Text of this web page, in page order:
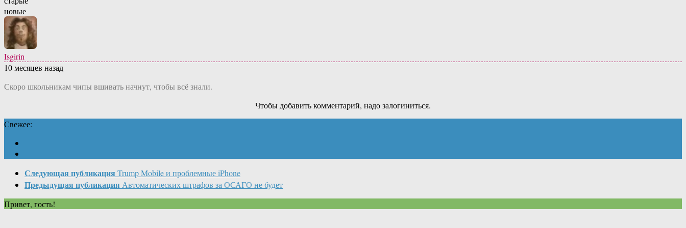
новые
Isgirin
10 месяцев назад
Скоро школьникам чипы вшивать начнут, чтобы всё знали.
Чтобы добавить комментарий, надо залогиниться.
Свежее:
Следующая публикация Trump Mobile и проблемные iPhone
Предыдущая публикация Автоматических штрафов за ОСАГО не будет
Привет, гость!